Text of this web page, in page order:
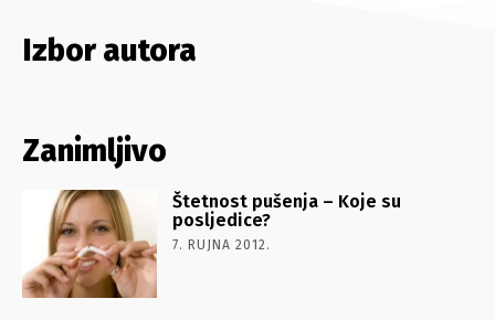
Izbor autora
Zanimljivo
Štetnost pušenja – Koje su
posljedice?
7. RUJNA 2012.